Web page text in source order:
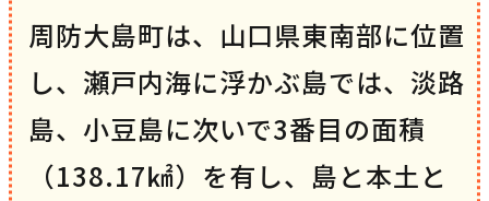
周防大島町は、山口県東南部に位置
し、瀬戸内海に浮かぶ島では、淡路
島、小豆島に次いで3番目の面積
（138.17㎢）を有し、島と本土と